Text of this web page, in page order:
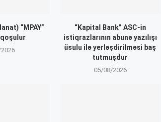
“MPAY”
qoşulur
“Kapital Bank” ASC-in
istiqrazlarının abunə yazılışı
üsulu ilə yerləşdirilməsi baş
tutmuşdur
05/08/2026